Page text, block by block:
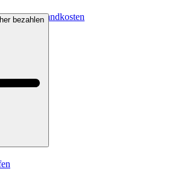
& Versandkosten
bezahlen